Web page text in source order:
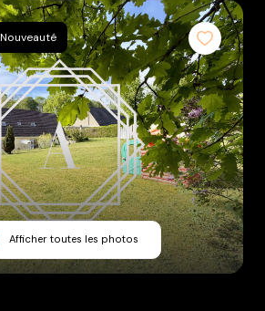
Nouveauté
Afficher toutes les photos